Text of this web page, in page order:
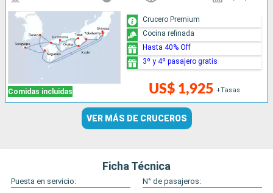
Comidas incluidas US$ 1,925 +Tasas
Crucero Premium
Cocina refinada
Hasta 40% Off
3º y 4º pasajero gratis
VER MÁS DE CRUCEROS
Ficha Técnica
Puesta en servicio:
N° de pasajeros: